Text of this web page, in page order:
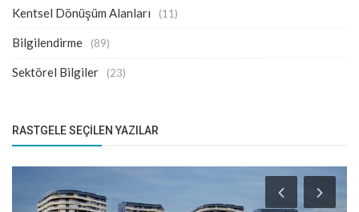
Kentsel Dönüşüm Alanları (11)
Bilgilendirme (89)
Sektörel Bilgiler (23)
RASTGELE SEÇILEN YAZILAR